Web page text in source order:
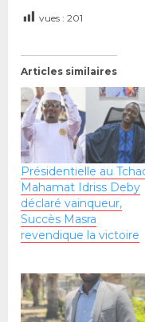
vues : 201
Articles similaires
Présidentielle au
Mahamat Idriss Deby
déclaré vainqueur,
Succès Masra
revendique la victoire